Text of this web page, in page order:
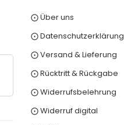
⨀ Über uns
⨀ Datenschutzerklärung
⨀ Versand & Lieferung
⨀ Rücktritt & Rückgabe
⨀ Widerrufsbelehrung
⨀ Widerruf digital